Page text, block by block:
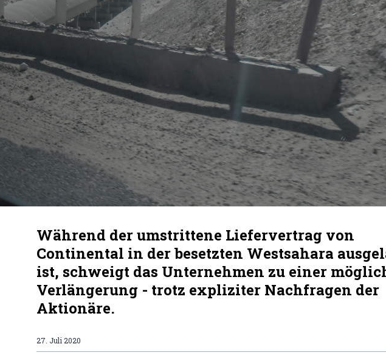
Während der umstrittene Liefervertrag von
Continental in der besetzten Westsahara
ist, schweigt das Unternehmen zu einer
Verlängerung - trotz expliziter Nachfragen der
Aktionäre.
27. Juli 2020